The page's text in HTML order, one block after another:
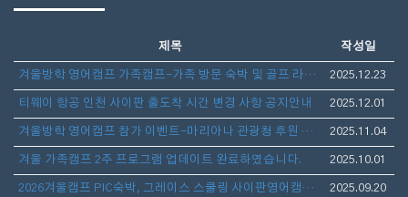
제목 작성일
겨울방학 영어캠프 가족캠프-가족 방문 숙박 및 골프 라운딩 안내 2025.12.23
티웨이 항공 인천 사이판 출도착 시간 변경 사항 공지안내 2025.12.01
겨울방학 영어캠프 참가 이벤트-마리아나 관광청 후원 보스턴 가방 선물 증정 2025.11.04
겨울 가족캠프 2주 프로그램 업데이트 완료하였습니다. 2025.10.01
2026겨울캠프 PIC숙박, 그레이스 스쿨링 사이판영어캠프(아이만참가,부모동반)- 1월10일 출발 3주일정 모집 2025.09.20